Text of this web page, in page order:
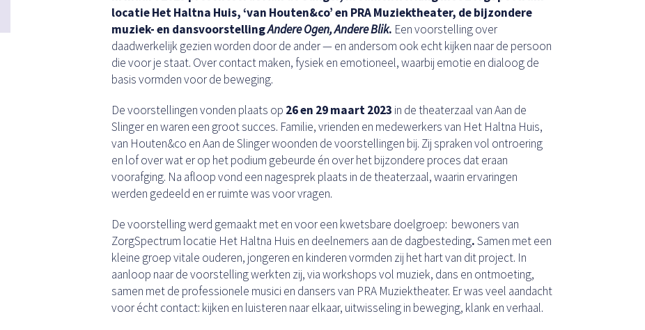
locatie Het Haltna Huis, ‘van Houten&co’ en PRA Muziektheater, de bijzondere
muziek- en dansvoorstellingAndere Ogen, Andere Blik. Een voorstelling over
daadwerkelijk gezien worden door de ander — en andersom ook echt kijken naar de persoon
die voor je staat. Over contact maken, fysiek en emotioneel, waarbij emotie en dialoog de
basis vormden voor de beweging.
De voorstellingen vonden plaats op 26 en 29 maart 2023 in de theaterzaal van Aan de
Slinger en waren een groot succes. Familie, vrienden en medewerkers van Het Haltna Huis,
van Houten&co en Aan de Slinger woonden de voorstellingen bij. Zij spraken vol ontroering
en lof over wat er op het podium gebeurde én over het bijzondere proces dat eraan
voorafging. Na afloop vond een nagesprek plaats in de theaterzaal, waarin ervaringen
werden gedeeld en er ruimte was voor vragen.
De voorstelling werd gemaakt met en voor een kwetsbare doelgroep: bewoners van
ZorgSpectrum locatie Het Haltna Huis en deelnemers aan de dagbesteding.Samen met een
kleine groep vitale ouderen, jongeren en kinderen vormden zij het hart van dit project. In
aanloop naar de voorstelling werkten zij, via workshops vol muziek, dans en ontmoeting,
samen met de professionele musici en dansers van PRA Muziektheater. Er was veel aandacht
voor écht contact: kijken en luisteren naar elkaar, uitwisseling in beweging, klank en verhaal.